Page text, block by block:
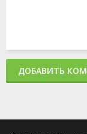
ДОБАВИТЬ